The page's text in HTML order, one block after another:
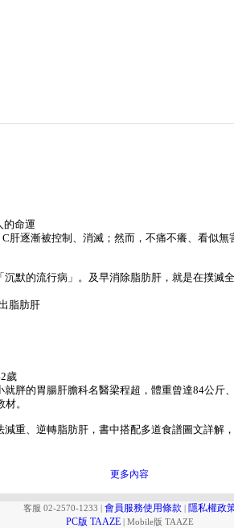
的命運
逐漸被控制、消滅；然而，不痛不癢、看似
默的流行病」。及早消除脂肪肝，就是在撲滅
脂肪肝
歲
胖的胃腸肝膽科名醫梁程超，體重曾達84公
。
重、逆轉脂肪肝，書中搭配多道食譜圖文詳解
更多內容
客服 02-2570-1233 | 會員服務使用條款 | 隱私權政
PC版 TAAZE | Mobile版 TAAZE